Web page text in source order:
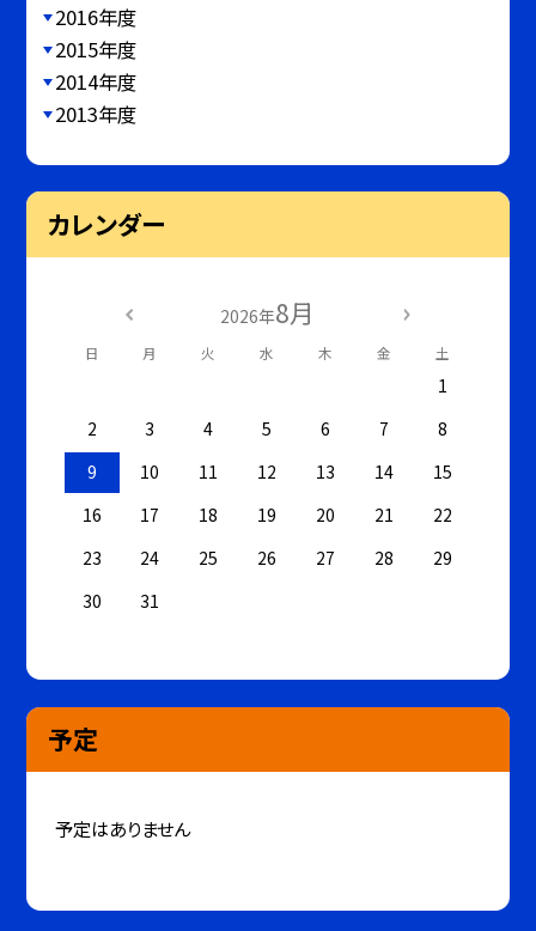
2016年度
2015年度
2014年度
2013年度
カレンダー
2026年8月
日 月 火 水 木 金 土
1
2
3 4 5 6 7
8
9
10 11 12 13 14
15
16
17 18 19 20 21
22
23
24 25 26 27 28
29
30
31
予定
予定はありません